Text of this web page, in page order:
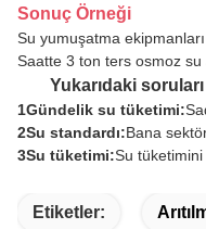
Sonuç Örneği
Su yumuşatma
Saatte 3 ton ters osmoz su
Yukarıdaki
1Gündelik su tüketimi:
2Su standardı:Bana
3Su tüketimi:Su tüketimini
Etiketler: